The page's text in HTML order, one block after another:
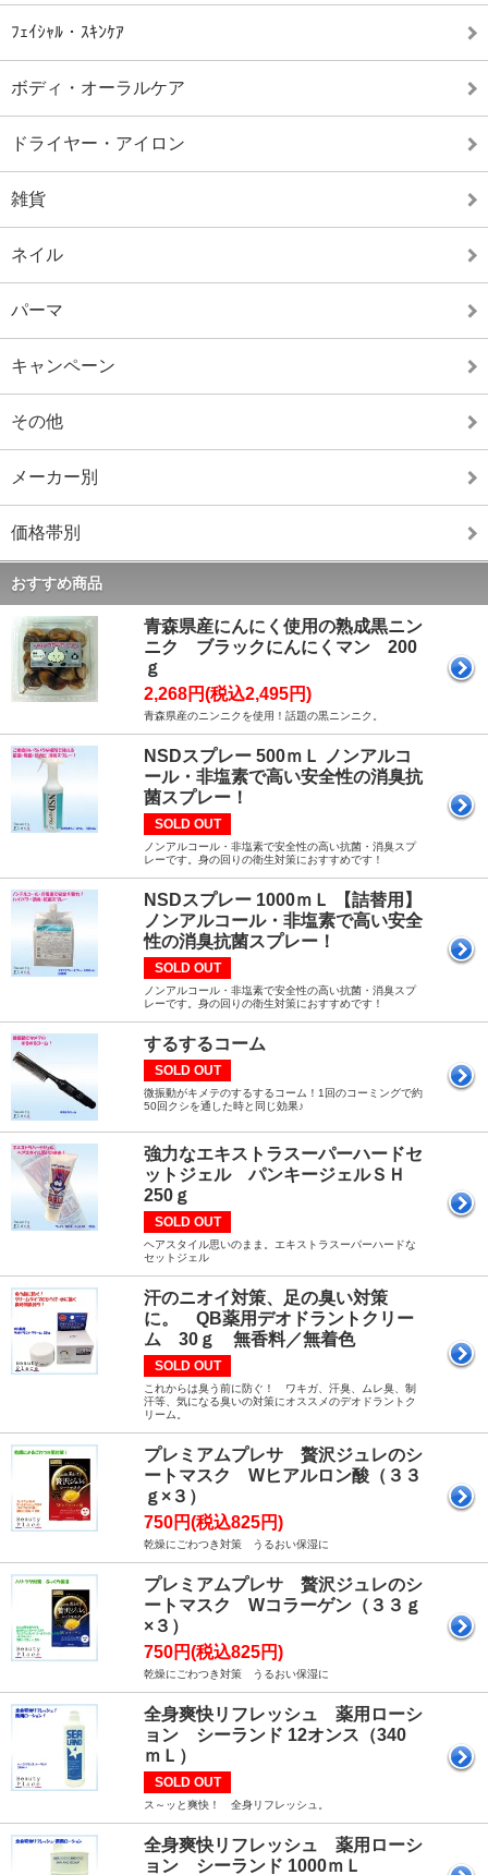
ﾌｪｲｼｬﾙ・ｽｷﾝｹｱ
ボディ・オーラルケア
ドライヤー・アイロン
雑貨
ネイル
パーマ
キャンペーン
その他
メーカー別
価格帯別
おすすめ商品
青森県産にんにく使用の熟成黒ニン
ニク ブラックにんにくマン 200
ｇ
2,268円(税込2,495円)
青森県産のニンニクを使用！話題の黒ニンニク。
NSDスプレー 500ｍＬ ノンアルコ
ール・非塩素で高い安全性の消臭抗
菌スプレー！
SOLD OUT
ノンアルコール・非塩素で安全性の高い抗菌・消臭スプ
レーです。身の回りの衛生対策におすすめです！
NSDスプレー 1000ｍＬ 【詰替用】
ノンアルコール・非塩素で高い安全
性の消臭抗菌スプレー！
SOLD OUT
ノンアルコール・非塩素で安全性の高い抗菌・消臭スプ
レーです。身の回りの衛生対策におすすめです！
するするコーム
SOLD OUT
微振動がキメテのするするコーム！1回のコーミングで約
50回クシを通した時と同じ効果♪
強力なエキストラスーパーハードセ
ットジェル パンキージェルＳＨ
250ｇ
SOLD OUT
ヘアスタイル思いのまま。エキストラスーパーハードな
セットジェル
汗のニオイ対策、足の臭い対策
に。 QB薬用デオドラントクリー
ム 30ｇ 無香料／無着色
SOLD OUT
これからは臭う前に防ぐ！ ワキガ、汗臭、ムレ臭、制
汗等、気になる臭いの対策にオススメのデオドラントク
リーム。
プレミアムプレサ 贅沢ジュレのシ
ートマスク Wヒアルロン酸（３３
ｇ×３）
750円(税込825円)
乾燥にごわつき対策 うるおい保湿に
プレミアムプレサ 贅沢ジュレのシ
ートマスク Wコラーゲン（３３ｇ
×３）
750円(税込825円)
乾燥にごわつき対策 うるおい保湿に
全身爽快リフレッシュ 薬用ローシ
ョン シーランド 12オンス（340
ｍＬ）
SOLD OUT
ス～ッと爽快！ 全身リフレッシュ。
全身爽快リフレッシュ 薬用ローシ
ョン シーランド 1000ｍＬ